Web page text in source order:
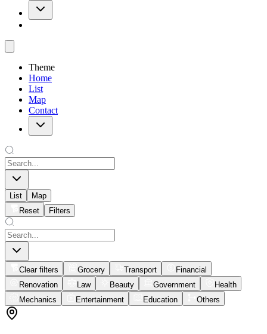
Theme
Home
List
Map
Contact
List
Map
Reset
Filters
Clear filters Grocery Transport
Financial
Renovation
Law Beauty Government
Health
Mechanics
Entertainment Education Others